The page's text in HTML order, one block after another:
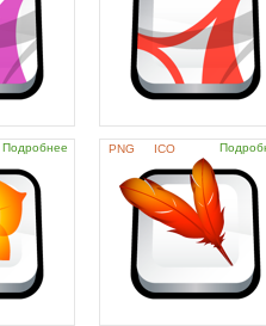
Подробнее PNG ICO